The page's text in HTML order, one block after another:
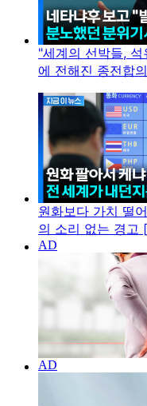
"세계의 선박들,
에 전해진 종전합의
원화보다 가치 떨
의 소리 없는 경고